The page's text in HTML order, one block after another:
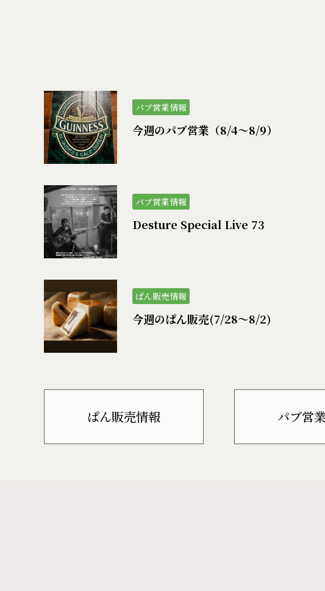
パブ営業情報
今週のパブ営業（8/4〜8/9）
パブ営業情報
Desture Special Live 73
ぱん販売情報
今週のぱん販売(7/28〜8/2)
ぱん販売情報 パブ営